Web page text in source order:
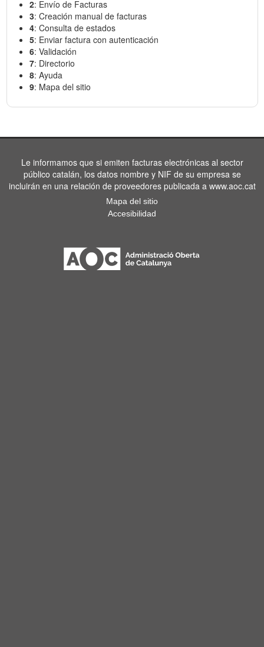
2: Envío de Facturas
3: Creación manual de facturas
4: Consulta de estados
5: Enviar factura con autenticación
6: Validación
7: Directorio
8: Ayuda
9: Mapa del sitio
Le informamos que si emiten facturas electrónicas al sector
público catalán, los datos nombre y NIF de su empresa se
incluirán en una relación de proveedores publicada a www.aoc.cat
Mapa del sitio
Accesibilidad